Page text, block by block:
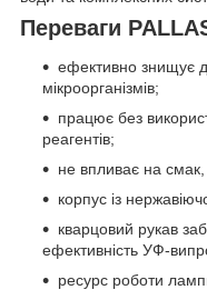
Переваги
ефективно знищує
мікроорганізмів;
працює без
реагентів;
не впливає на
корпус із
кварцовий рукав
ефективність УФ-
ресурс роботи